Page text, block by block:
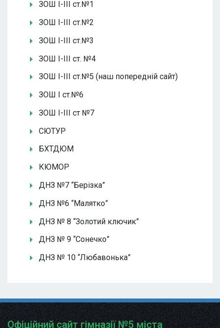
ЗОШ І-ІІІ ст.№1
ЗОШ І-ІІІ ст.№2
ЗОШ І-ІІІ ст.№3
ЗОШ І-ІІІ ст. №4
ЗОШ І-ІІІ ст.№5 (наш попередній сайт)
ЗОШ І ст.№6
ЗОШ І-ІІІ ст №7
СЮТУР
БХТДЮМ
КЮМОР
ДНЗ №7 “Берізка”
ДНЗ №6 “Малятко”
ДНЗ № 8 “Золотий ключик”
ДНЗ № 9 “Сонечко”
ДНЗ № 10 “Любавонька”
Офіційний сайт гімназії №5 міста